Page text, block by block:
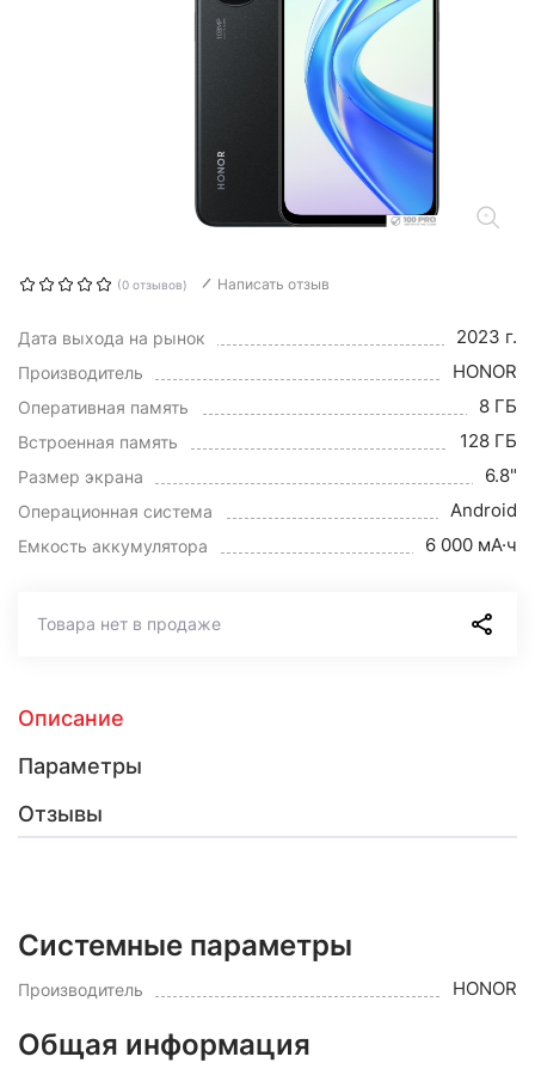
(0 отзывов) Написать отзыв
Дата выхода на рынок 2023 г.
Производитель HONOR
Оперативная память 8 ГБ
Встроенная память 128 ГБ
Размер экрана 6.8"
Операционная система Android
Емкость аккумулятора 6 000 мА·ч
Товара нет в продаже
Описание
Параметры
Отзывы
Системные параметры
Производитель HONOR
Общая информация